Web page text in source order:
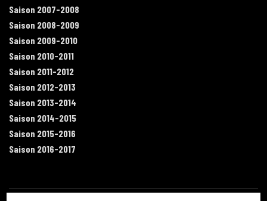
Saison 2007-2008
Saison 2008-2009
Saison 2009-2010
Saison 2010-2011
Saison 2011-2012
Saison 2012-2013
Saison 2013-2014
Saison 2014-2015
Saison 2015-2016
Saison 2016-2017